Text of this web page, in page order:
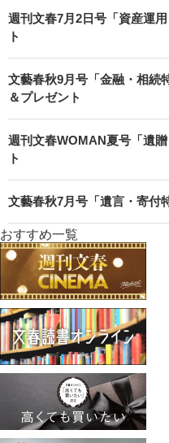
週刊文春7月2日号「資産運
ト
文藝春秋9月号「金融・相続
＆プレゼント
週刊文春WOMAN夏号「遺
ト
文藝春秋7月号「遺言・寄付
おすすめ一覧